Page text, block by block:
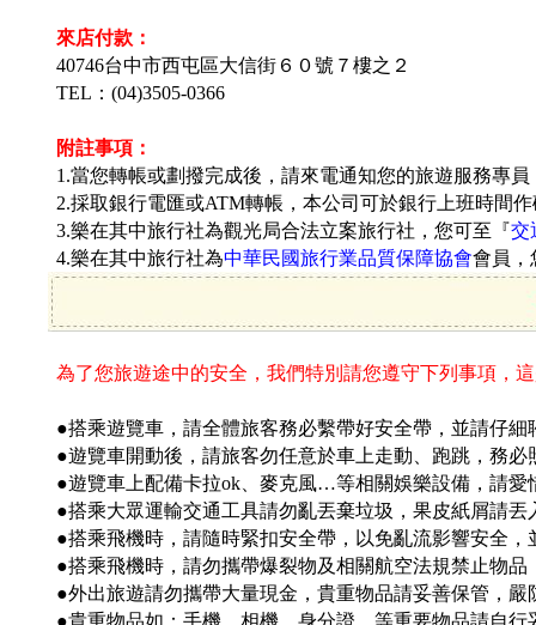
來店付款：
40746台中市西屯區大信街 ６０號７樓之２
TEL：(04)3505-0366
附註事項：
1.當您轉帳或劃撥完成後，請來電通知您的旅遊服務專
2.採取銀行電匯或ATM轉帳，本公司可於銀行上班時間
3.樂在其中旅行社為觀光局合法立案旅行社，您可至『交
4.樂在其中旅行社為中華民國旅行業品質保障協會會員，
為了您旅遊途中的安全，我們特別請您遵守下列事項，
●搭乘遊覽車，請全體旅客務必繫帶好安全帶，並請仔
●遊覽車開動後，請旅客勿任意於車上走動、跑跳，務必
●遊覽車上配備卡拉ok、麥克風…等相關娛樂設備，請愛
●搭乘大眾運輸交通工具請勿亂丟棄垃圾，果皮紙屑請
●搭乘飛機時，請隨時緊扣安全帶，以免亂流影響安全
●搭乘飛機時，請勿攜帶爆裂物及相關航空法規禁止物
●外出旅遊請勿攜帶大量現金，貴重物品請妥善保管，嚴
●貴重物品如：手機、相機、身分證…等重要物品請自